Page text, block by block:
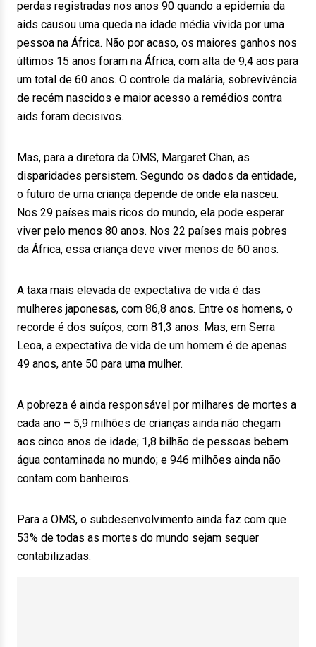
perdas registradas nos anos 90 quando a epidemia da
aids causou uma queda na idade média vivida por uma
pessoa na África. Não por acaso, os maiores ganhos nos
últimos 15 anos foram na África, com alta de 9,4 aos para
um total de 60 anos. O controle da malária, sobrevivência
de recém nascidos e maior acesso a remédios contra
aids foram decisivos.
Mas, para a diretora da OMS, Margaret Chan, as
disparidades persistem. Segundo os dados da entidade,
o futuro de uma criança depende de onde ela nasceu.
Nos 29 países mais ricos do mundo, ela pode esperar
viver pelo menos 80 anos. Nos 22 países mais pobres
da África, essa criança deve viver menos de 60 anos.
A taxa mais elevada de expectativa de vida é das
mulheres japonesas, com 86,8 anos. Entre os homens, o
recorde é dos suíços, com 81,3 anos. Mas, em Serra
Leoa, a expectativa de vida de um homem é de apenas
49 anos, ante 50 para uma mulher.
A pobreza é ainda responsável por milhares de mortes a
cada ano – 5,9 milhões de crianças ainda não chegam
aos cinco anos de idade; 1,8 bilhão de pessoas bebem
água contaminada no mundo; e 946 milhões ainda não
contam com banheiros.
Para a OMS, o subdesenvolvimento ainda faz com que
53% de todas as mortes do mundo sejam sequer
contabilizadas.